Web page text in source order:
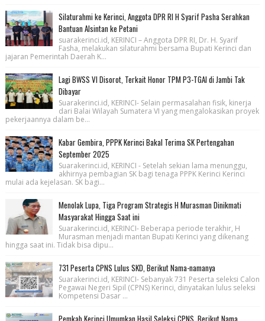
Silaturahmi ke Kerinci, Anggota DPR RI H Syarif Pasha Serahkan
Bantuan Alsintan ke Petani
suarakerinci.id, KERINCI – Anggota DPR RI, Dr. H. Syarif
Fasha, melakukan silaturahmi bersama Bupati Kerinci dan
jajaran Pemerintah Daerah K...
Lagi BWSS VI Disorot, Terkait Honor TPM P3-TGAI di Jambi Tak
Dibayar
Suarakerinci.id, KERINCI- Selain permasalahan fisik, kinerja
dari Balai Wilayah Sumatera VI yang mengalokasikan proyek
pekerjaannya dalam be...
Kabar Gembira, PPPK Kerinci Bakal Terima SK Pertengahan
September 2025
Suarakerinci.id, KERINCI - Setelah sekian lama menunggu,
akhirnya pembagian SK bagi tenaga PPPK Kerinci Kerinci
mulai ada kejelasan. SK bagi...
Menolak Lupa, Tiga Program Strategis H Murasman Dinikmati
Masyarakat Hingga Saat ini
Suarakerinci.id, KERINCI- Beberapa periode terakhir, H
Murasman menjadi mantan Bupati Kerinci yang dikenang
hingga saat ini. Tidak bisa dipu...
731 Peserta CPNS Lulus SKD, Berikut Nama-namanya
Suarakerinci.id, KERINCI- Sebanyak 731 Peserta seleksi Calon
Pegawai Negeri Sipil (CPNS) Kerinci, dinyatakan lulus seleksi
Kompetensi Dasar ...